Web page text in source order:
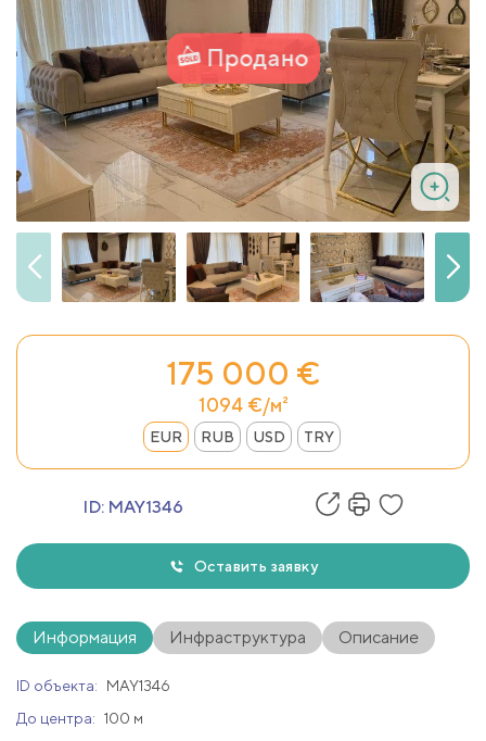
Продано
175 000 €
1094 €/м²
EUR RUB USD TRY
ID: MAY1346
Оставить заявку
Информация Инфраструктура Описание
ID объекта:
MAY1346
До центра: 100 м